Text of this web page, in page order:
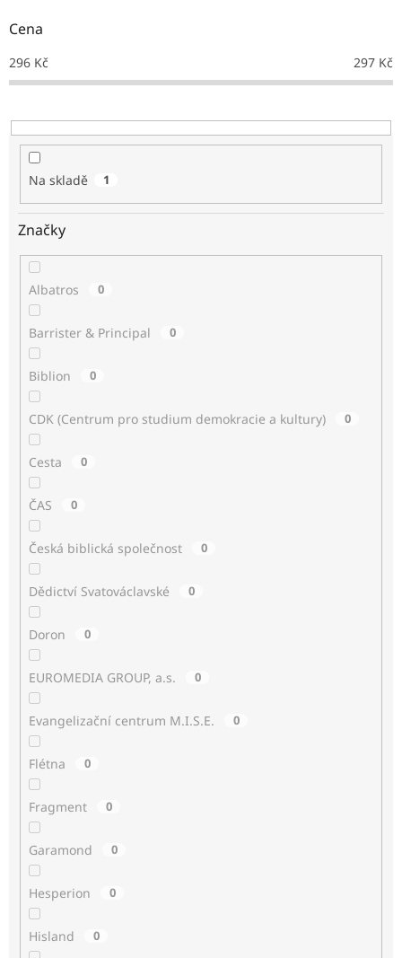
d
k
t
Cena
296 Kč 297 Kč
Na skladě 1
Značky
Albatros 0
Barrister & Principal 0
Biblion 0
CDK (Centrum pro studium demokracie a kultury) 0
Cesta 0
ČAS 0
Česká biblická společnost 0
Dědictví Svatováclavské 0
Doron 0
EUROMEDIA GROUP, a.s. 0
Evangelizační centrum M.I.S.E. 0
Flétna 0
Fragment 0
Garamond 0
Hesperion 0
Hisland 0